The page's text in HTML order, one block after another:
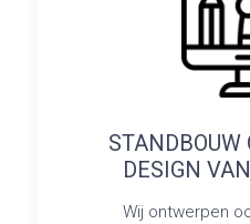
STANDBOUW
DESIGN
Wij ontwerpen